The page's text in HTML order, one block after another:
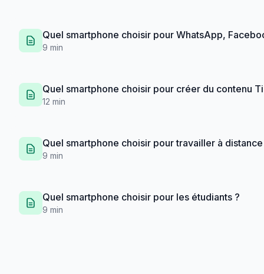
Quel smartphone choisir pour WhatsApp,
9 min
Quel smartphone choisir pour créer du contenu
12 min
Quel smartphone choisir pour travailler à
9 min
Quel smartphone choisir pour les étudiants ?
9 min